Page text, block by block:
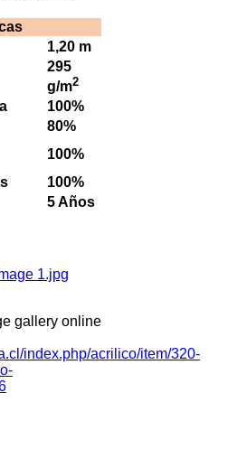
1,20 m
295
g/m2
100%
80%
100%
100%
5 Años
gallery online
index.php/acrilico/item/320-